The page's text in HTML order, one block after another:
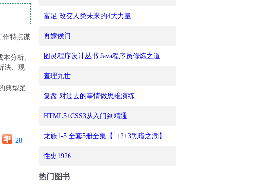
作特点谋
分析、
法、现
典型案
28
富足:改变人类未来的4大力量
再嫁侯门
图灵程序设计丛书:Java程序员修炼之道
查理九世
复盘:对过去的事情做思维演练
HTML5+CSS3从入门到精通
龙族1-5 全套5册全集【1+2+3黑暗之潮】
性史1926
热门图书